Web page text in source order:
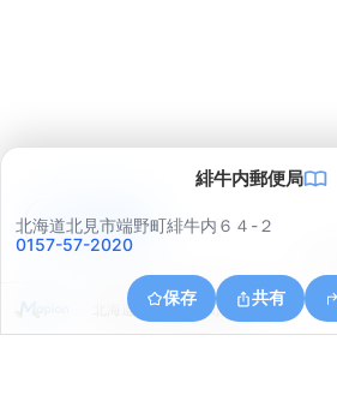
緋牛内郵便局
北海道北見市端野町緋牛内６４-２
0157-57-2020
保存 共有
北海道北見市端野町緋牛内
アプリで見る